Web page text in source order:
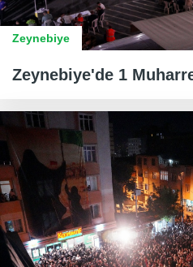
Zeynebiye
Zeynebiye'de 1